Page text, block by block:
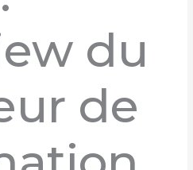
du
de